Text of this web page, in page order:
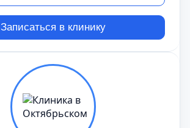
Записаться в клинику